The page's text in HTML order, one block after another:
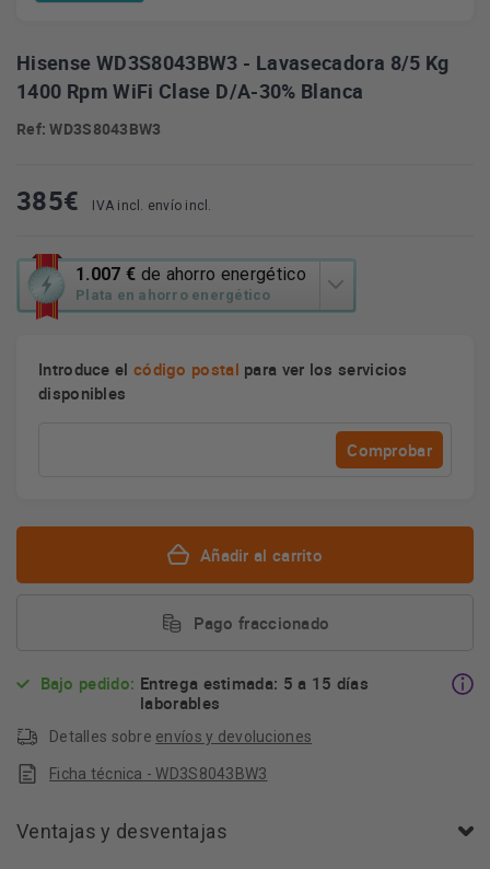
Hisense WD3S8043BW3 - Lavasecadora 8/5 Kg
1400 Rpm WiFi Clase D/A-30% Blanca
Ref: WD3S8043BW3
385€ IVA incl. envío incl.
1.007 € de ahorro energético
Plata en ahorro energético
Esta
acción
abrirá
ahorro
Introduce el código postal para ver los servicios
disponibles
Comprobar
Añadir al carrito
Pago fraccionado
Bajo pedido: Entrega estimada: 5 a 15 días
laborables
Detalles sobre envíos y devoluciones
Ficha técnica - WD3S8043BW3
Ventajas y desventajas